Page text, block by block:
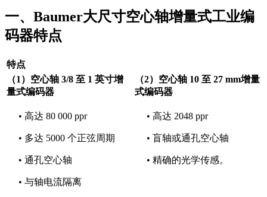
一、Baumer大尺寸空心轴增量式工业编
码器特点
特点
（1）空心轴 3/8 至 1 英寸增
量式编码器
（2）空心轴 10 至 27 mm增量
式编码器
• 高达 80 000 ppr
• 多达 5000 个正弦周期
• 通孔空心轴
• 与轴电流隔离
• 高达 2048 ppr
• 盲轴或通孔空心轴
• 精确的光学传感。